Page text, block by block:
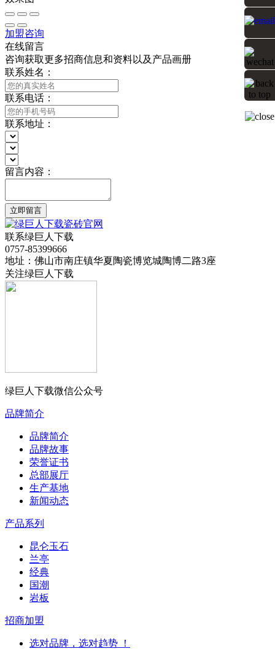
加盟咨询
在线留言
咨询获取更多招商信息和资料以及产品画册
联系姓名：
联系电话：
联系地址：
留言内容：
立即留言
联系绿巨人下载
0757-85399666
地址：佛山市南庄镇华夏陶瓷博览城陶博二路3座
关注绿巨人下载
绿巨人下载微信公众号
品牌简介
品牌简介
品牌故事
荣誉证书
总部展厅
生产基地
新闻动态
产品系列
昆仑玉石
兰亭
经典
国潮
岩板
招商加盟
选对品牌，选对趋势 ！